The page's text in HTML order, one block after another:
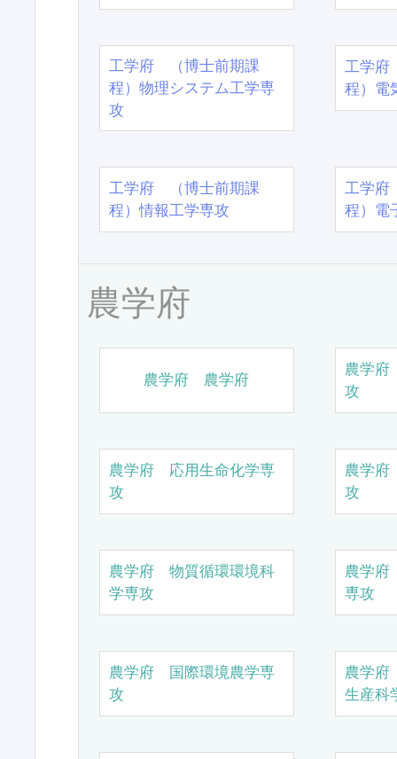
工学府 （博士前期課
程）物理システム工学専
攻
工学
程）電
工学府 （博士前期課
程）情報工学専攻
工学
程）電
農学府
農学府 農学府
農学
攻
農学府 応用生命化学専
攻
農学
攻
農学府 物質循環環境科
学専攻
農学
専攻
農学府 国際環境農学専
攻
農学
生産科